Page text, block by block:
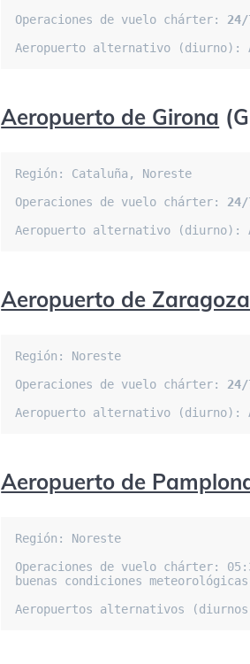
Operaciones de vuelo chárter:
Aeropuerto alternativo (diurno):
Aeropuerto de Girona
Región: Cataluña, Noreste
Operaciones de vuelo chárter: 24/
Aeropuerto alternativo (diurno):
Aeropuerto de Zaragoza
Región: Noreste
Operaciones de vuelo chárter: 24/
Aeropuerto alternativo (diurno):
Aeropuerto de
Región: Noreste
Operaciones de vuelo chárter:
buenas condiciones
Aeropuertos alternativos